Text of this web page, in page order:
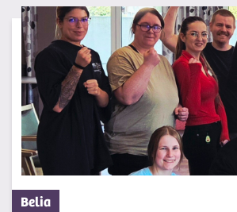
Belia